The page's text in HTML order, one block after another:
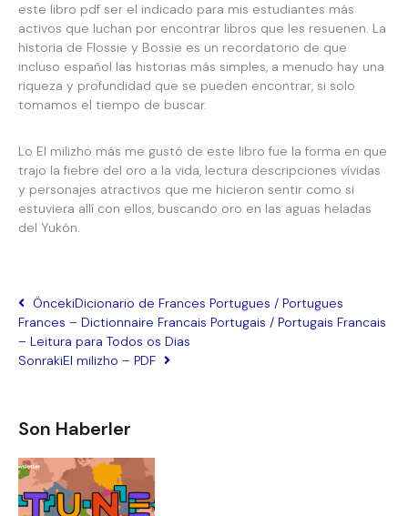
este libro pdf ser el indicado para mis estudiantes más
activos que luchan por encontrar libros que les resuenen. La
historia de Flossie y Bossie es un recordatorio de que
incluso español las historias más simples, a menudo hay una
riqueza y profundidad que se pueden encontrar, si solo
tomamos el tiempo de buscar.
Lo El milizho más me gustó de este libro fue la forma en que
trajo la fiebre del oro a la vida, lectura descripciones vívidas
y personajes atractivos que me hicieron sentir como si
estuviera allí con ellos, buscando oro en las aguas heladas
del Yukón.
ÖncekiDicionario de Frances Portugues / Portugues
Frances – Dictionnaire Francais Portugais / Portugais Francais
– Leitura para Todos os Dias
SonrakiEl milizho – PDF
Son Haberler